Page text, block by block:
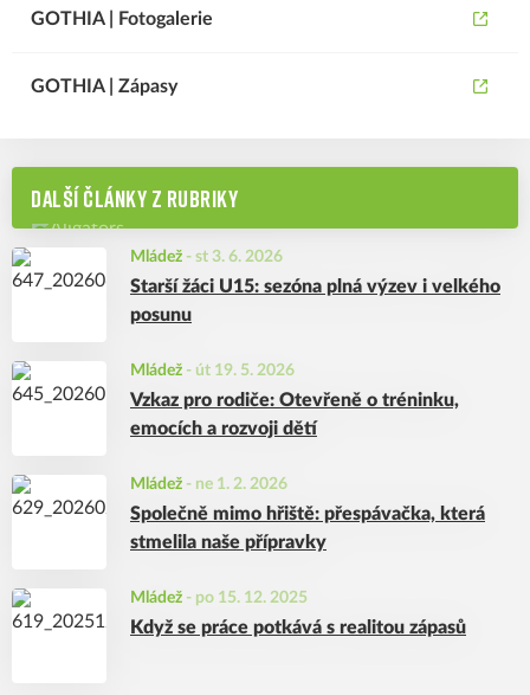
DALŠÍ ČLÁNKY Z RUBRIKY
Mládež - st 3. 6. 2026
Starší žáci U15: sezóna plná výzev i velkého
posunu
Mládež - út 19. 5. 2026
Vzkaz pro rodiče: Otevřeně o tréninku,
emocích a rozvoji dětí
Mládež - ne 1. 2. 2026
Společně mimo hřiště: přespávačka, která
stmelila naše přípravky
Mládež - po 15. 12. 2025
Když se práce potkává s realitou zápasů
GOTHIA | Fotogalerie
GOTHIA | Zápasy